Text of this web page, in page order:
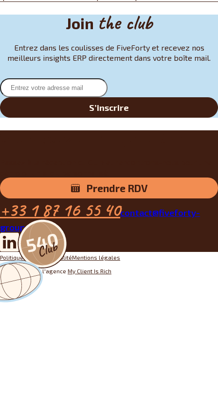
Join the club
Entrez dans les coulisses de FiveForty et recevez nos
meilleurs insights ERP directement dans votre boîte mail.
S’inscrire
Prendre RDV
+33 1 87 16 55 40contact@fiveforty-
group.fr
Politique de confidentialitéMentions légales
Conception par l'agence My Client Is Rich